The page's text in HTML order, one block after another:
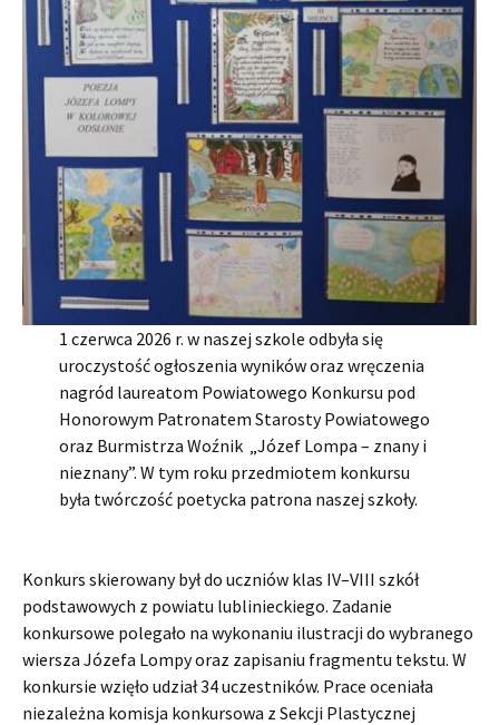
1 czerwca 2026 r. w naszej szkole odbyła się
uroczystość ogłoszenia wyników oraz wręczenia
nagród laureatom Powiatowego Konkursu pod
Honorowym Patronatem Starosty Powiatowego
oraz Burmistrza Woźnik „Józef Lompa – znany i
nieznany”. W tym roku przedmiotem konkursu
była twórczość poetycka patrona naszej szkoły.
Konkurs skierowany był do uczniów klas IV–VIII szkół
podstawowych z powiatu lublinieckiego. Zadanie
konkursowe polegało na wykonaniu ilustracji do wybranego
wiersza Józefa Lompy oraz zapisaniu fragmentu tekstu. W
konkursie wzięło udział 34 uczestników. Prace oceniała
niezależna komisja konkursowa z Sekcji Plastycznej